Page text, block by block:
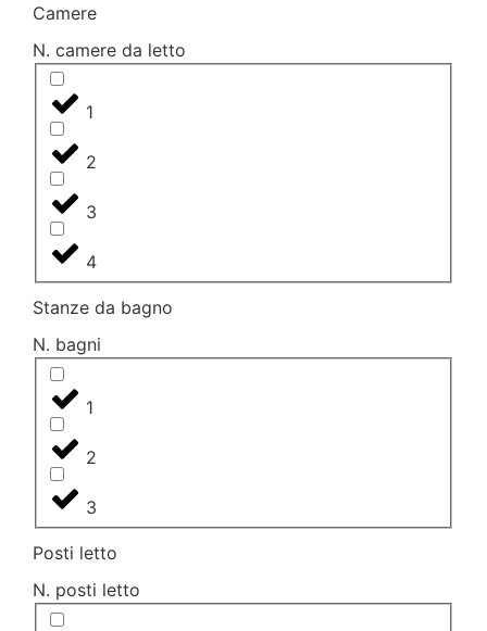
Camere
N. camere da letto
1
2
3
4
Stanze da bagno
N. bagni
1
2
3
Posti letto
N. posti letto